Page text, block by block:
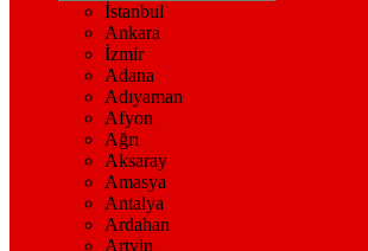
İstanbul
Ankara
İzmir
Adana
Adıyaman
Afyon
Ağrı
Aksaray
Amasya
Antalya
Ardahan
Artvin